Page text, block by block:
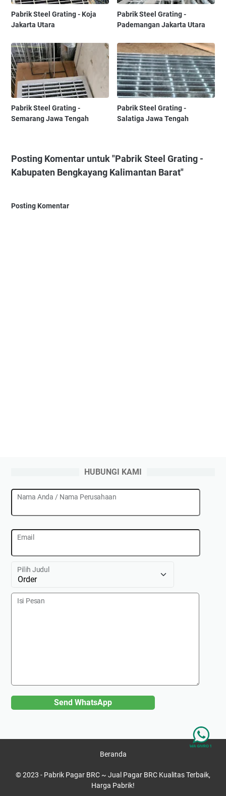
Pabrik Steel Grating - Koja
Jakarta Utara
Pabrik Steel Grating -
Pademangan Jakarta Utara
Pabrik Steel Grating -
Semarang Jawa Tengah
Pabrik Steel Grating -
Salatiga Jawa Tengah
Posting Komentar untuk "Pabrik Steel Grating -
Kabupaten Bengkayang Kalimantan Barat"
Posting Komentar
HUBUNGI KAMI
Nama Anda / Nama Perusahaan
Email
Pilih Judul
Isi Pesan
Send WhatsApp
Beranda
© 2023 - Pabrik Pagar BRC ~ Jual Pagar BRC Kualitas Terbaik,
Harga Pabrik!